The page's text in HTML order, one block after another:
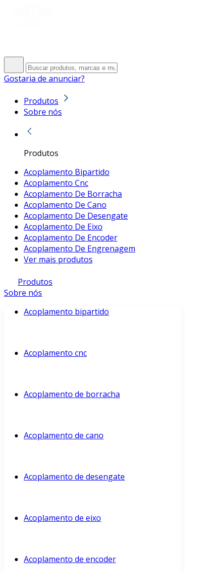
Gostaria de anunciar?
Produtos
Sobre nós
Produtos
Acoplamento Bipartido
Acoplamento Cnc
Acoplamento De Borracha
Acoplamento De Cano
Acoplamento De Desengate
Acoplamento De Eixo
Acoplamento De Encoder
Acoplamento De Engrenagem
Ver mais produtos
Produtos
Sobre nós
Acoplamento bipartido
Acoplamento cnc
Acoplamento de borracha
Acoplamento de cano
Acoplamento de desengate
Acoplamento de eixo
Acoplamento de encoder